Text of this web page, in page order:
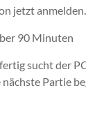
jetzt anmelden.
90 Minuten
sucht der
nächste Partie